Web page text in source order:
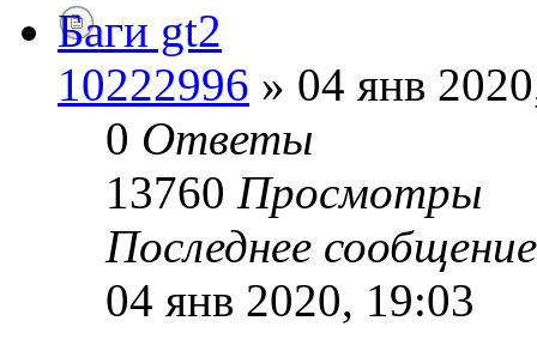
Баги gt2
10222996 » 04 янв
0 Ответы
13760 Просмотры
Последнее
04 янв 2020, 19:03